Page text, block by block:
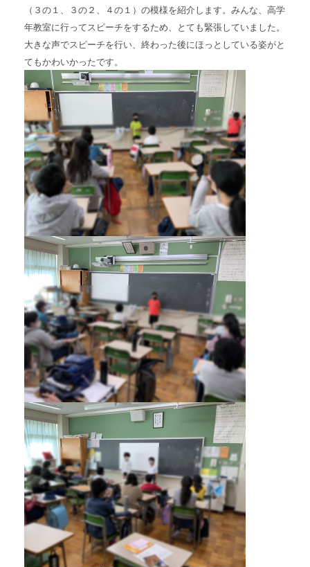
（３の１、３の２、４の１）の模様を紹介します。みんな、高学
年教室に行ってスピーチをするため、とても緊張していました。
大きな声でスピーチを行い、終わった後にほっとしている姿がと
てもかわいかったです。